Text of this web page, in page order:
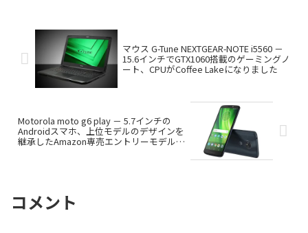
マウス G-Tune NEXTGEAR-NOTE i5560 －
15.6インチでGTX1060搭載のゲーミングノ
ート、CPUがCoffee Lakeになりました
Motorola moto g6 play － 5.7インチの
Androidスマホ、上位モデルのデザインを
継承したAmazon専売エントリーモデル
コメント